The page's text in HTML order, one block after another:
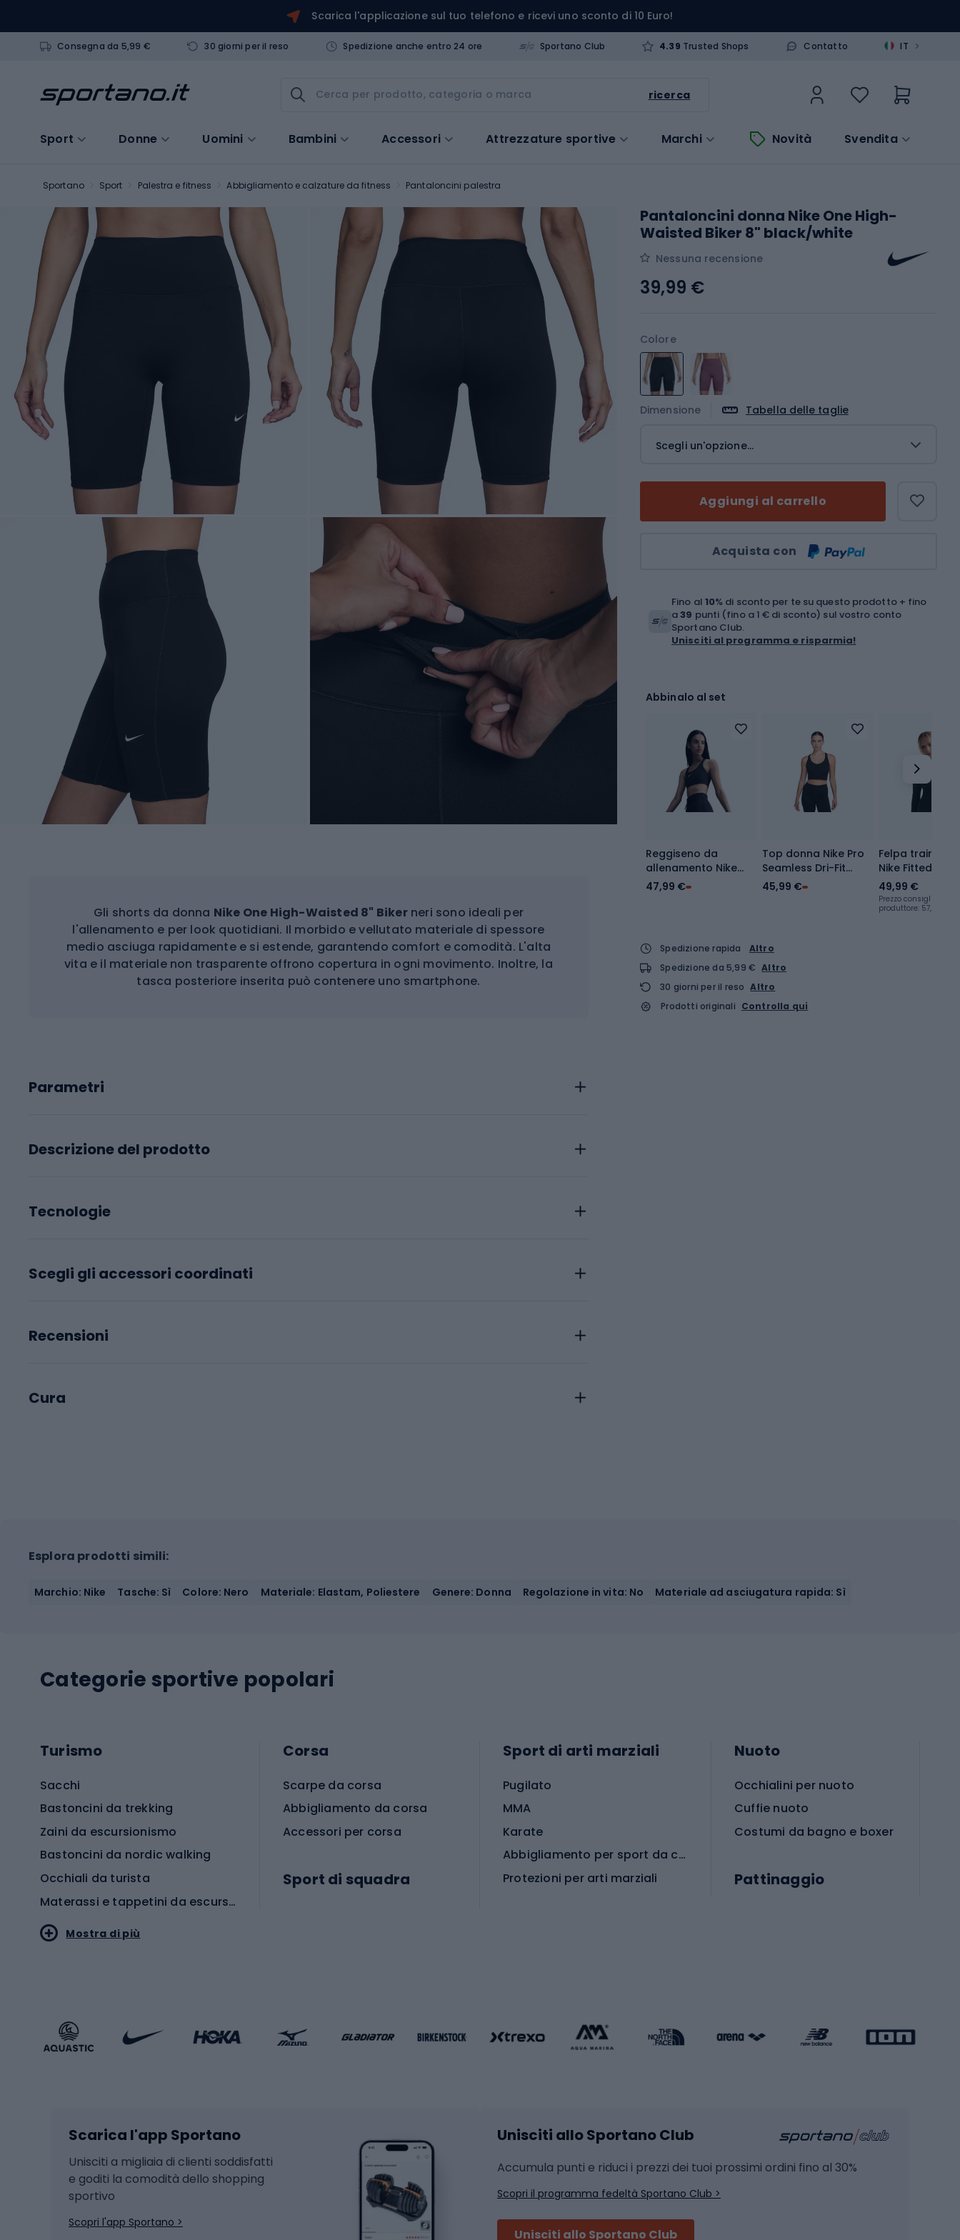
Scarica l'applicazione sul tuo telefono e ricevi uno sconto di 10 Euro!
Consegna da 5,99 € 30 giorni per il reso Spedizione anche entro 24 ore Sportano Club 4.39 Trusted Shops Contatto IT >
ricerca
Sport Donne Uomini Bambini Accessori Attrezzature sportive Marchi Novità Svendita
Sportano Sport Palestra e fitness Abbigliamento e calzature da fitness Pantaloncini palestra
Gli shorts da donna Nike One High-Waisted 8" Bikerneri sono ideali per
l'allenamento e per look quotidiani. Il morbido e vellutato materiale di spessore
medio asciuga rapidamente e si estende, garantendo comfort e comodità. L'alta
vita e il materiale non trasparente offrono copertura in ogni movimento. Inoltre, la
tasca posteriore inserita può contenere uno smartphone.
Parametri
Descrizione del prodotto
Tecnologie
Scegli gli accessori coordinati
Recensioni
Cura
Pantaloncini donna Nike One High-
Waisted Biker 8" black/white
Nessuna recensione
Colore
Dimensione Tabella delle taglie
Scegli un'opzione...
Aggiungi al carrello
Acquista con
39,99 €
Fino al 10% di sconto per te su questo prodotto + fino
a39 punti (fino a 1 € di sconto) sul vostro conto
Sportano Club.
Unisciti al programma e risparmia!
Abbinalo al set
Reggiseno da
allenamento Nike
Swoosh Medium
47,99 €
Top donna Nike Pro
Seamless Dri-Fit
Cropped black
45,99 €
Felpa training
Nike Fitted Full
49,99 €
Prezzo consigliato dal
produttore: 57,99 €
Spedizione rapida
Altro
Spedizione da 5,99 € Altro
30 giorni per il reso Altro
Prodotti originali Controlla qui
Esplora prodotti simili:
Marchio: Nike Tasche: Sì Colore: Nero Materiale: Elastam, Poliestere Genere: Donna Regolazione in vita: No Materiale ad asciugatura rapida: Sì
Categorie sportive popolari
Turismo
Sacchi
Bastoncini da trekking
Zaini da escursionismo
Bastoncini da nordic walking
Occhiali da turista
Materassi e tappetini da escursionismo
Accessori Sportstyle
Sci di fondo
Hockey
Snowboard
Skitouring
Pattini da ghiaccio
Corsa
Scarpe da corsa
Abbigliamento da corsa
Accessori per corsa
Sport di squadra
Abbigliamento da basket
Sport di arti marziali
Pugilato
MMA
Karate
Abbigliamento per sport da combattimento
Protezioni per arti marziali
Yoga
Abbigliamento fitness
Sport con le racchette
Badminton
Ping pong
Nuoto
Occhialini per nuoto
Cuffie nuoto
Costumi da bagno e boxer
Pattinaggio
Caschi da pattinaggio
Pesca al siluro
Pesca a spinning
Mostra di più
Scarica l'app Sportano
Unisciti a migliaia di clienti soddisfatti
e goditi la comodità dello shopping
sportivo
Scopri l'app Sportano >
Unisciti allo Sportano Club
Accumula punti e riduci i prezzi dei tuoi prossimi ordini fino al 30%
Scopri il programma fedeltà Sportano Club >
Unisciti allo Sportano Club